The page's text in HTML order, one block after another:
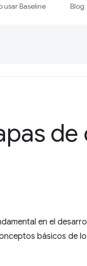
usar Baseline Blog
en el
básicos de